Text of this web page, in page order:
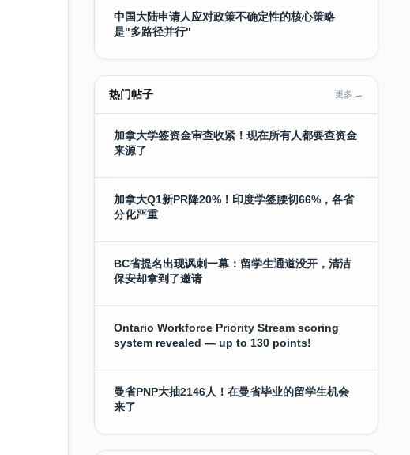
中国大陆申请人应对政策不确定性的核心策略
是"多路径并行"
热门帖子 更多 →
加拿大学签资金审查收紧！现在所有人都要查资金
来源了
加拿大Q1新PR降20%！印度学签腰切66%，各省
分化严重
BC省提名出现讽刺一幕：留学生通道没开，清洁
保安却拿到了邀请
Ontario Workforce Priority Stream scoring
system revealed — up to 130 points!
曼省PNP大抽2146人！在曼省毕业的留学生机会
来了